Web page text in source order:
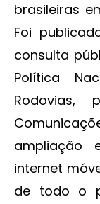
brasileiras
Foi
consulta
Política
Rodovias,
ampliação
internet
de todo o